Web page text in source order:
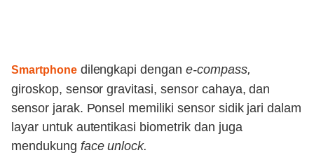
Smartphonedilengkapi dengan e-compass,
giroskop, sensor gravitasi, sensor cahaya, dan
sensor jarak. Ponsel memiliki sensor sidik jari dalam
layar untuk autentikasi biometrik dan juga
mendukung face unlock.